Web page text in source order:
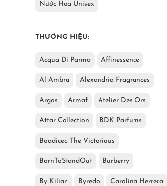
Nước Hoa Unisex
THƯƠNG HIỆU:
Acqua Di Parma Affinessence
Al Ambra Alexandria Fragrances
Argos Armaf Atelier Des Ors
Attar Collection BDK Parfums
Boadicea The Victorious
BornToStandOut Burberry
By Kilian Byredo Carolina Herrera